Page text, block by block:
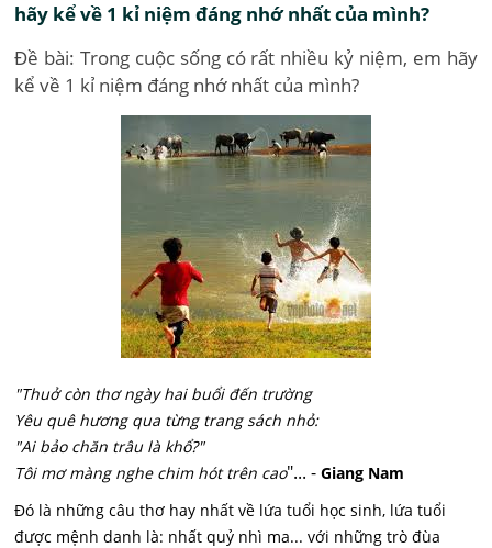
hãy kể về 1 kỉ niệm đáng nhớ nhất của mình?
Đề bài: Trong cuộc sống có rất nhiều kỷ niệm, em hãy
kể về 1 kỉ niệm đáng nhớ nhất của mình?
"Thuở còn thơ ngày hai buổi đến trường
Yêu quê hương qua từng trang sách nhỏ:
"Ai bảo chăn trâu là khổ?"
Tôi mơ màng nghe chim hót trên cao"... -Giang Nam
Đó là những câu thơ hay nhất về lứa tuổi học sinh, lứa tuổi
được mệnh danh là: nhất quỷ nhì ma... với những trò đùa